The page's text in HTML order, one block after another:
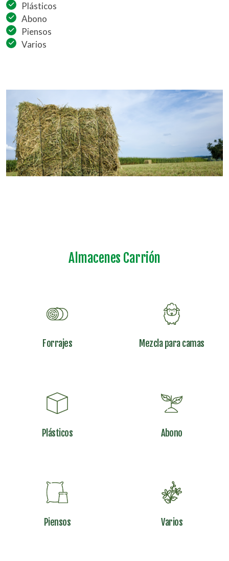
Plásticos
Abono
Piensos
Varios
Almacenes Carrión
Forrajes Mezcla para camas
Plásticos Abono
Piensos Varios